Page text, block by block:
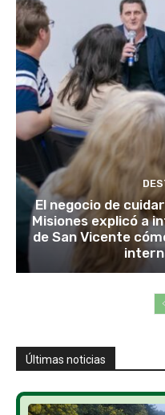
El negocio de
Misiones explicó a
de San Vicente
Últimas noticias